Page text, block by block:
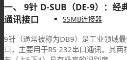
SSMB连接器
一、 9针 D-SUB（DE-9）：经
通讯接口
9针（通常被称为DB9）是工业领域
口，主要用于RS-232串口通讯。其两